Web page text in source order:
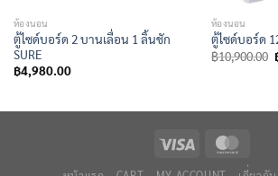
ห้องนอน
ตู้ไซด์บอร์ด 2 บานเลื่อน 1 ลิ้นชัก
SURE
฿4,980.00
ห้องนอน
ตู้ไซด์บอร์ด
฿10,900.00